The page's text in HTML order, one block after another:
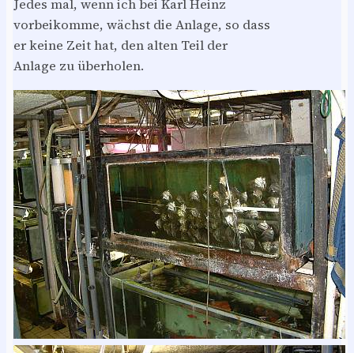
Jedes mal, wenn ich bei Karl Heinz
vorbeikomme, wächst die Anlage, so dass
er keine Zeit hat, den alten Teil der
Anlage zu überholen.